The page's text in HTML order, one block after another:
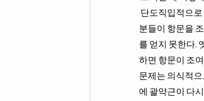
분들이 항문을
를 얻지 못한다.
하면 항문이 조
문제는 의식적
에 괄약근이 다